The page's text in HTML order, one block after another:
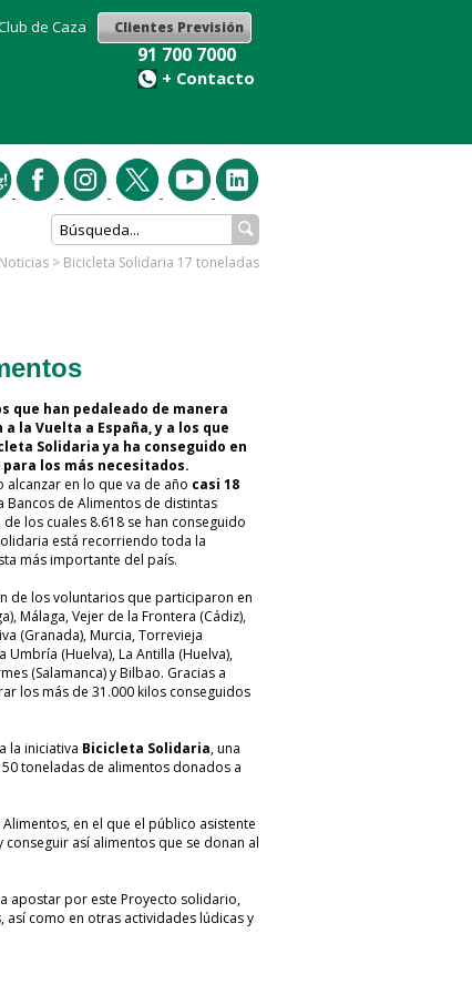
Clientes Previsión
de Caza
91 700 7000
+ Contacto
Noticias > Bicicleta Solidaria 17 toneladas
que han pedaleado de manera
la Vuelta a España, y a los que
Solidaria ya ha conseguido en
los más necesitados.
alcanzar en lo que va de año casi 18
Bancos de Alimentos de distintas
, de los cuales 8.618 se han conseguido
está recorriendo toda la
más importante del país.
de los voluntarios que participaron en
Málaga, Vejer de la Frontera (Cádiz),
(Granada), Murcia, Torrevieja
Umbría (Huelva), La Antilla (Huelva),
(Salamanca) y Bilbao. Gracias a
los más de 31.000 kilos conseguidos
la iniciativa Bicicleta Solidaria, una
toneladas de alimentos donados a
en el que el público asistente
así alimentos que se donan al
apostar por este Proyecto solidario,
así como en otras actividades lúdicas y